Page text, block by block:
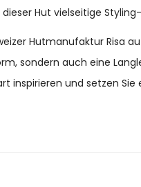
Hut vielseitige
Hutmanufaktur Risa
sondern auch eine
inspirieren und setzen